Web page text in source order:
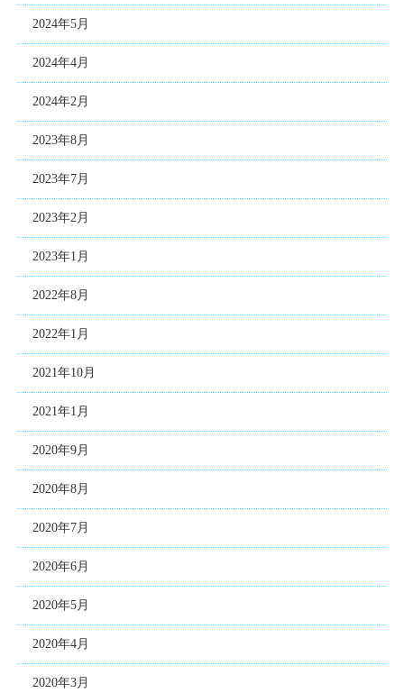
2024年5月
2024年4月
2024年2月
2023年8月
2023年7月
2023年2月
2023年1月
2022年8月
2022年1月
2021年10月
2021年1月
2020年9月
2020年8月
2020年7月
2020年6月
2020年5月
2020年4月
2020年3月